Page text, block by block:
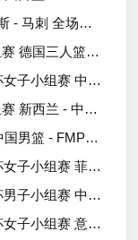
刺 全场录像
三人篮球队 全场录像
国 - 拉脱维亚 录像
兰 - 中国 录像
拉德尼基 全场录像
菲律宾 - 中国 录像
中国 - 荷兰 录像
意大利 - 中国 录像